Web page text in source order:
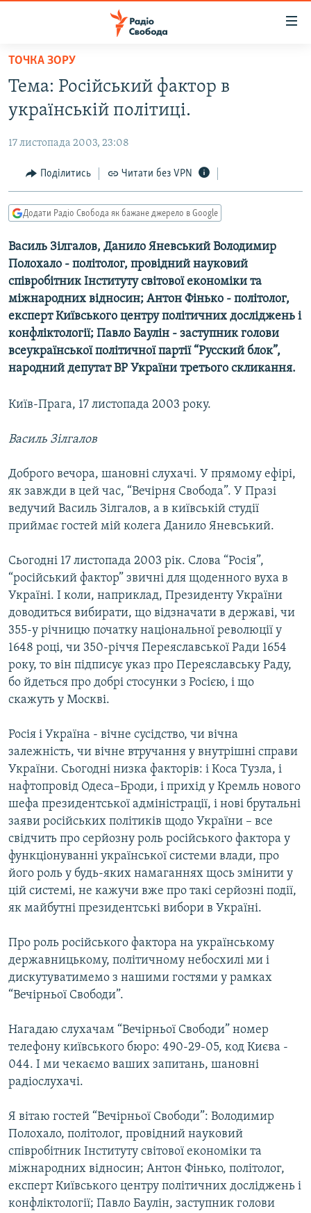
Перейти
основного
матеріалу
Перейти
до
навігації
Перейти
до
РАДІО СВОБОДА – 70 РОКІВ
СТАТТІ
ПОЛІТИКА
ЕКОНОМІКА
КУЛЬТУРА
СПОРТ
УКРАЇНА
СВІТ
ВІЙНА
РОСІЙСЬКА «ФІЛЬТРАЦІЯ»
КРИМ.РЕАЛІЇ
ТИ ЯК?
СХЕМИ
КИТАЙ.ВИКЛИКИ
МУЛЬТИМЕДІА
ФОТО
СПЕЦПРОЄКТИ
ПОДКАСТИ
КРИМ РЕАЛІЇ
УКР
КТАТ
Усі сайти RFE/RL
ТОЧКА ЗОРУ
Тема: Російський фактор в
українській політиці.
17 листопада 2003, 23:08
Поділитись Читати без VPN
Додати Радіо Свобода як бажане джерело в Google
Василь Зілгалов, Данило Яневський Володимир
Полохало - політолог, провідний науковий
співробітник Інституту світової економіки та
міжнародних відносин; Антон Фінько - політолог,
експерт Київського центру політичних досліджень і
конфліктології; Павло Баулін - заступник голови
всеукраїнської політичної партії “Русский блок”,
народний депутат ВР України третього скликання.
Київ-Прага, 17 листопада 2003 року.
Василь Зілгалов
Доброго вечора, шановні слухачі. У прямому ефірі,
як завжди в цей час, “Вечірня Свобода”. У Празі
ведучий Василь Зілгалов, а в київській студії
приймає гостей мій колега Данило Яневський.
Сьогодні 17 листопада 2003 рік. Слова “Росія”,
“російський фактор” звичні для щоденного вуха в
Україні. І коли, наприклад, Президенту України
доводиться вибирати, що відзначати в державі, чи
355-у річницю початку національної революції у
1648 році, чи 350-річчя Переяславської Ради 1654
року, то він підписує указ про Переяславську Раду,
бо йдеться про добрі стосунки з Росією, і що
скажуть у Москві.
Росія і Україна - вічне сусідство, чи вічна
залежність, чи вічне втручання у внутрішні справи
України. Сьогодні низка факторів: і Коса Тузла, і
нафтопровід Одеса–Броди, і прихід у Кремль нового
шефа президентської адміністрації, і нові брутальні
заяви російських політиків щодо України – все
свідчить про серйозну роль російського фактора у
функціонуванні української системи влади, про
його роль у будь-яких намаганнях щось змінити у
цій системі, не кажучи вже про такі серйозні події,
як майбутні президентські вибори в Україні.
Про роль російського фактора на українському
державницькому, політичному небосхилі ми і
дискутуватимемо з нашими гостями у рамках
“Вечірньої Свободи”.
Нагадаю слухачам “Вечірньої Свободи” номер
телефону київського бюро: 490-29-05, код Києва -
044. І ми чекаємо ваших запитань, шановні
радіослухачі.
Я вітаю гостей “Вечірньої Свободи”: Володимир
Полохало, політолог, провідний науковий
співробітник Інституту світової економіки та
міжнародних відносин; Антон Фінько, політолог,
експерт Київського центру політичних досліджень і
конфліктології; Павло Баулін, заступник голови